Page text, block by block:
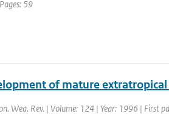
59
of mature extratropical
Wea. Rev. | Volume: 124 | Year: 1996 | First